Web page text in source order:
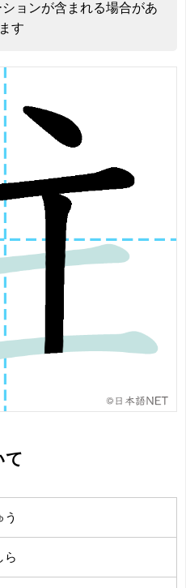
ョンが含まれる場合があ
す
て
う
ら